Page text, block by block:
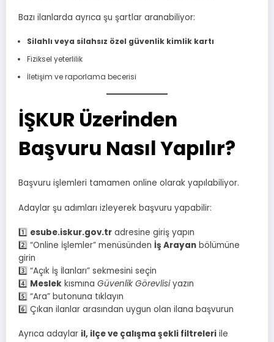
Bazı ilanlarda ayrıca şu şartlar aranabiliyor:
Silahlı veya silahsız özel güvenlik kimlik kartı
Fiziksel yeterlilik
İletişim ve raporlama becerisi
İŞKUR Üzerinden
Başvuru Nasıl Yapılır?
Başvuru işlemleri tamamen online olarak yapılabiliyor.
Adaylar şu adımları izleyerek başvuru yapabilir:
1️⃣ esube.iskur.gov.tr adresine giriş yapın
2️⃣ “Online İşlemler” menüsünden İş Arayan bölümüne
girin
3️⃣ “Açık İş İlanları” sekmesini seçin
4️⃣ Meslek kısmına Güvenlik Görevlisiyazın
5️⃣ “Ara” butonuna tıklayın
6️⃣ Çıkan ilanlar arasından uygun olan ilana başvurun
Ayrıca adaylar il, ilçe ve çalışma şekli filtreleri ile